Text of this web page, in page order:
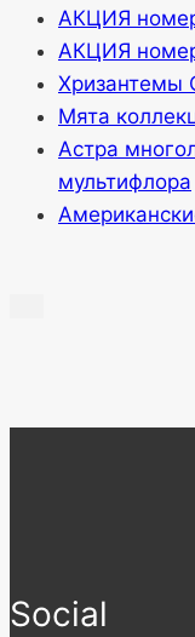
АКЦИЯ
АКЦИЯ
Хризантемы
Мята
Астра
мультифлора
Social